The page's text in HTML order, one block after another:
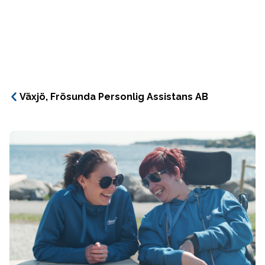
Växjö, Frösunda Personlig Assistans AB